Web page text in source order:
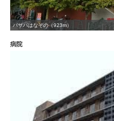
パザパはなぞの（923m）
病院